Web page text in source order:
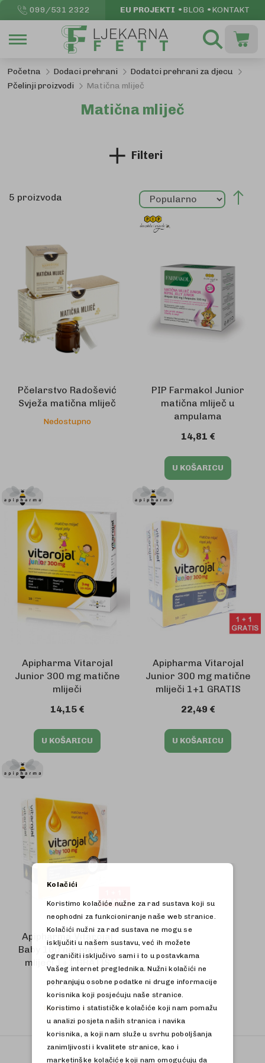
099/531 2322 EU PROJEKTI BLOG KONTAKT
Moja
Početna Dodaci prehrani
Dodatci prehrani za djecu
Pčelinji proizvodi
Matična mliječ
Matična mliječ
5 proizvoda
Pčelarstvo Radošević
Svježa matična mliječ
Nedostupno
PIP Farmakol Junior
matična mliječ u
ampulama
14,81 €
U KOŠARICU
Apipharma Vitarojal
Junior 300 mg matične
mliječi
14,15 €
U KOŠARICU
Apipharma Vitarojal
Junior 300 mg matične
mliječi 1+1 GRATIS
22,49 €
U KOŠARICU
Apipharma Vitarojal
Baby 100 mg matične
mliječi 1+1 GRATIS
18,46 €
Nedostupno
Filteri
Kolačići
Koristimo kolačiće nužne za rad sustava koji su
neophodni za funkcioniranje naše web stranice.
Kolačići nužni za rad sustava ne mogu se
isključiti u našem sustavu, već ih možete
ograničiti isključivo sami i to u postavkama
Vašeg internet preglednika. Nužni kolačići ne
pohranjuju osobne podatke ni druge informacije
korisnika koji posjećuju naše stranice.
Koristimo i statističke kolačiće koji nam pomažu
u analizi posjeta naših stranica i navika
korisnika, a koji nam služe u svrhu poboljšanja
zanimljivosti i kvalitete stranice, kao i
marketinške kolačiće koji nam omogućuju da